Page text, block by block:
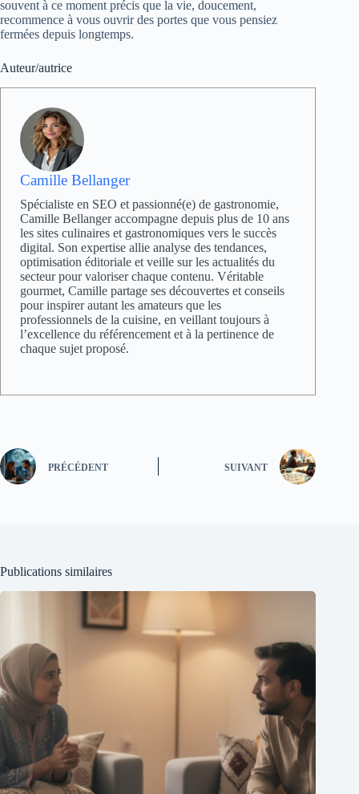
souvent à ce moment précis que la vie, doucement,
recommence à vous ouvrir des portes que vous pensiez
fermées depuis longtemps.
Auteur/autrice
Camille Bellanger
Spécialiste en SEO et passionné(e) de gastronomie,
Camille Bellanger accompagne depuis plus de 10 ans
les sites culinaires et gastronomiques vers le succès
digital. Son expertise allie analyse des tendances,
optimisation éditoriale et veille sur les actualités du
secteur pour valoriser chaque contenu. Véritable
gourmet, Camille partage ses découvertes et conseils
pour inspirer autant les amateurs que les
professionnels de la cuisine, en veillant toujours à
l’excellence du référencement et à la pertinence de
chaque sujet proposé.
PRÉCÉDENT SUIVANT
Publications similaires